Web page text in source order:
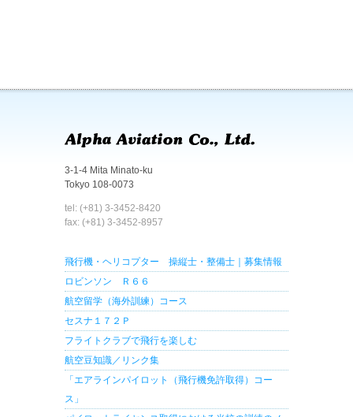
3-1-4 Mita Minato-ku
Tokyo 108-0073
tel: (+81) 3-3452-8420
fax: (+81) 3-3452-8957
飛行機・ヘリコプター 操縦士・整備士｜募集情報
ロビンソン Ｒ６６
航空留学（海外訓練）コース
セスナ１７２Ｐ
フライトクラブで飛行を楽しむ
航空豆知識／リンク集
「エアラインパイロット（飛行機免許取得）コー
ス」